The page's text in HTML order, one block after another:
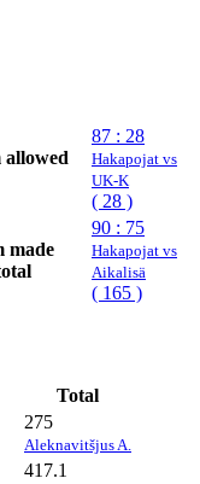
87 : 28
Hakapojat vs
UK-K
( 28 )
made
90 : 75
Hakapojat vs
Aikalisä
( 165 )
Total
275
Aleknavitšjus A.
417.1